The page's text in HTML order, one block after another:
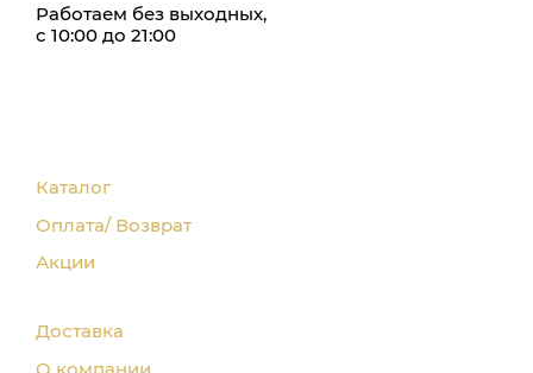
Работаем без выходных,
с 10:00 до 21:00
Каталог
Оплата/ Возврат
Акции
Доставка